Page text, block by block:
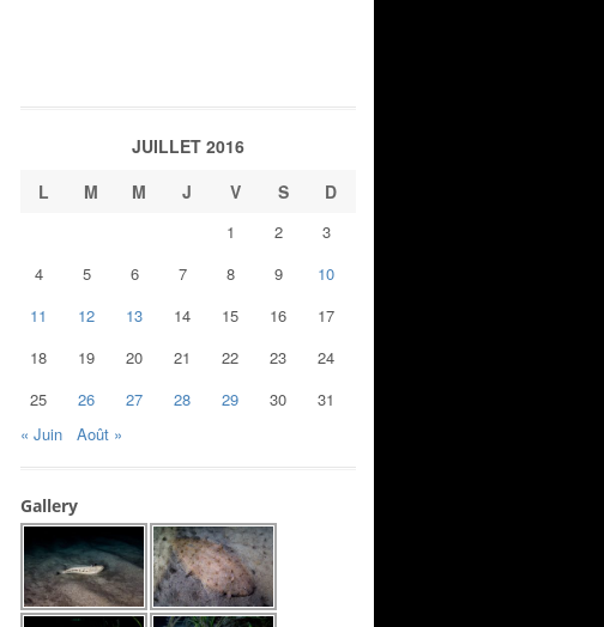
JUILLET 2016
L
M M J V S D
1 2
3
4
5 6 7 8 9
10
11
12 13 14 15 16
17
18
19 20 21 22 23
24
25
26 27 28 29 30
31
« Juin
Août »
Gallery